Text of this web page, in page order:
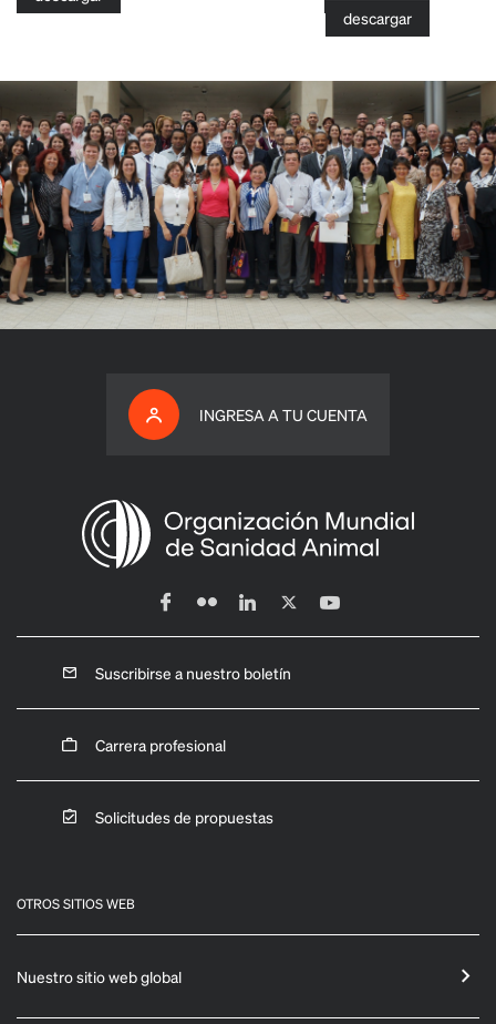
descargar
INGRESA A TU CUENTA
Suscribirse a nuestro boletín
Carrera profesional
Solicitudes de propuestas
OTROS SITIOS WEB
Nuestro sitio web global